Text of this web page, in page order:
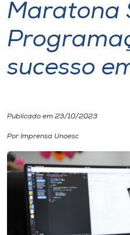
Atendimento ao
Portal de Ensino
Internacionalização
I.nova
Diplomados
Maratona
sucesso
Publicado em 23/10/2023
Por Imprensa Unoesc